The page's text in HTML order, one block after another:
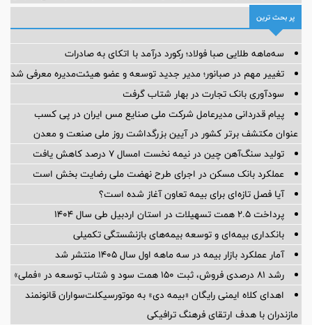
پر بحث ترین
سه‌ماهه طلایی صبا فولاد؛ رکورد درآمد با اتکای به صادرات
تغییر مهم در صبانور؛ مدیر جدید توسعه و عضو هیئت‌مدیره معرفی شد
سودآوری بانک تجارت در بهار شتاب گرفت
پیام قدردانی مدیرعامل شرکت ملی صنایع مس ایران در پی کسب
عنوان مکتشف برتر کشور در آیین بزرگداشت روز ملی صنعت و معدن
تولید سنگ‌آهن چین در نیمه نخست امسال ۷ درصد کاهش یافت
عملکرد بانک مسکن در اجرای طرح نهضت ملی رضایت بخش است
آیا فصل تازه‌ای برای بیمه تعاون آغاز شده است؟
پرداخت ۲.۵ همت تسهیلات در استان اردبیل طی سال ۱۴۰۴
بانکداری بیمه‌ای و توسعه بیمه‌های بازنشستگی تکمیلی
آمار عملكرد بازار بیمه در سه ماهه اول سال 1405 منتشر شد
رشد ۸۱ درصدی فروش، ثبت ۱۵۰ همت سود و شتاب توسعه در «فملی»
اهدای کلاه ایمنی رایگان «بیمه دی» به موتورسیکلت‌سواران قانونمند
مازندران با هدف ارتقای فرهنگ ترافیکی